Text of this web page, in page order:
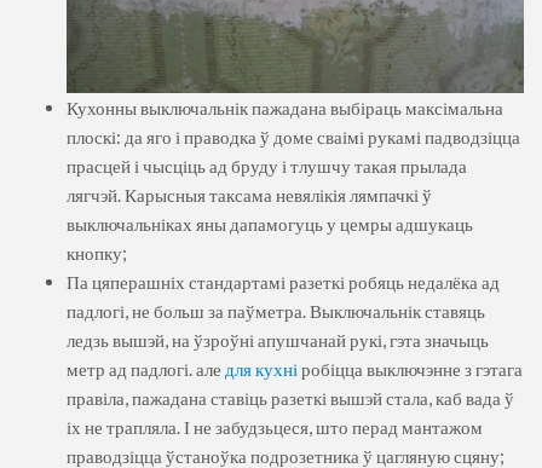
Кухонны выключальнік пажадана выбіраць максімальна
плоскі: да яго і праводка ў доме сваімі рукамі падводзіцца
прасцей і чысціць ад бруду і тлушчу такая прылада
лягчэй. Карысныя таксама невялікія лямпачкі ў
выключальніках яны дапамогуць у цемры адшукаць
кнопку;
Па цяперашніх стандартамі разеткі робяць недалёка ад
падлогі, не больш за паўметра. Выключальнік ставяць
ледзь вышэй, на ўзроўні апушчанай рукі, гэта значыць
метр ад падлогі. але для кухні робіцца выключэнне з гэтага
правіла, пажадана ставіць разеткі вышэй стала, каб вада ў
іх не трапляла. І не забудзьцеся, што перад мантажом
праводзіцца ўстаноўка подрозетника ў цагляную сцяну;